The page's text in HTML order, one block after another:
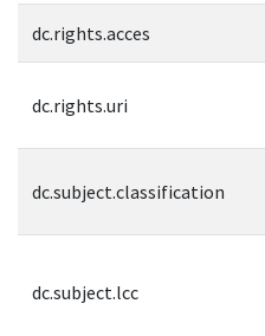
dc.rights.acces
dc.rights.uri
dc.subject.classification
dc.subject.lcc